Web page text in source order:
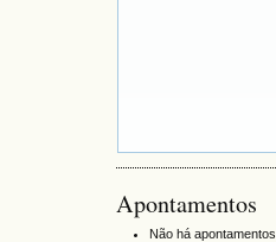
Apontamentos
Não há apontamentos.